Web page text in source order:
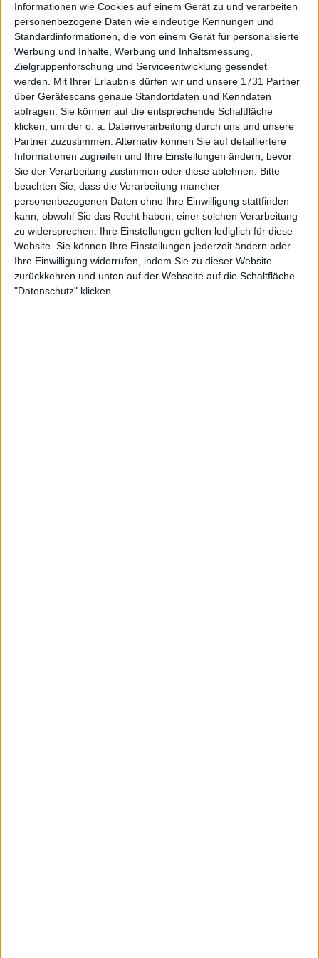
Informationen wie Cookies auf einem Gerät zu und verarbeiten
personenbezogene Daten wie eindeutige Kennungen und
Standardinformationen, die von einem Gerät für personalisierte
Werbung und Inhalte, Werbung und Inhaltsmessung,
Zielgruppenforschung und Serviceentwicklung gesendet
werden.
Mit Ihrer Erlaubnis dürfen wir und unsere 1731 Partner
über Gerätescans genaue Standortdaten und Kenndaten
abfragen. Sie können auf die entsprechende Schaltfläche
klicken, um der o. a. Datenverarbeitung durch uns und unsere
Partner zuzustimmen. Alternativ können Sie auf detailliertere
Informationen zugreifen und Ihre Einstellungen ändern, bevor
Sie der Verarbeitung zustimmen oder diese ablehnen.
Bitte
beachten Sie, dass die Verarbeitung mancher
personenbezogenen Daten ohne Ihre Einwilligung stattfinden
kann, obwohl Sie das Recht haben, einer solchen Verarbeitung
zu widersprechen. Ihre Einstellungen gelten lediglich für diese
Website. Sie können Ihre Einstellungen jederzeit ändern oder
Ihre Einwilligung widerrufen, indem Sie zu dieser Website
zurückkehren und unten auf der Webseite auf die Schaltfläche
"Datenschutz" klicken.
Riddle vor dem Tsitsipas-Duell, und zufällig stand
nach seinem Sieg über Tsitsipas auf dem Platz eine
Dose Vegemite bereit. Sie verließ die Kamera, weil ihr
nach dem Verzehr übel wurde, und griff zu ihrem
Kombucha und fragte sich, warum irgendjemand
diesen Hefeextrakt-Brotaufstrich gerne isst. Sehen
Sie sich das Video unten an.